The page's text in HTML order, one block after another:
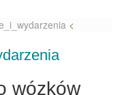
<
wózków